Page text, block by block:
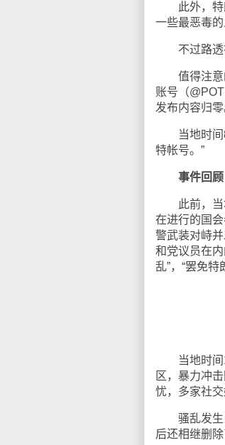
此外，特朗
一些最恶毒
不过路透社
值得注意的
账号（
发布内容归零
当地时间8
特帐号。”
事件回顾
此前，当地
在进行的国
警武装对峙
和党议员在
乱”，“罢免特
当地时间1
区，暴力冲
忧，多家社
骚乱发生当
后还相继删